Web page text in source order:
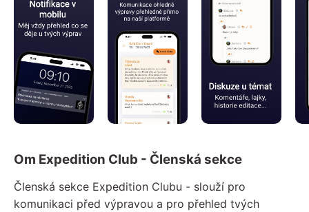
Om Expedition Club - Členská sekce
Členská sekce Expedition Clubu - slouží pro
komunikaci před výpravou a pro přehled tvých